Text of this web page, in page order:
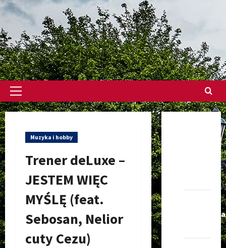
Menu
główne
Muzyka i hobby
Trener deLuxe –
JESTEM WIĘC
MYŚLĘ (feat.
Sebosan, Nelior
cuty Cezu)
Facebook-
Ogłoszenia